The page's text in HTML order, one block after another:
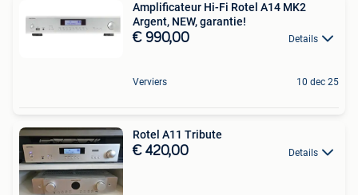
Amplificateur Hi-Fi Rotel A14 MK2
Argent, NEW, garantie!
€ 990,00 Details
Verviers 10 dec 25
Rotel A11 Tribute
€ 420,00 Details